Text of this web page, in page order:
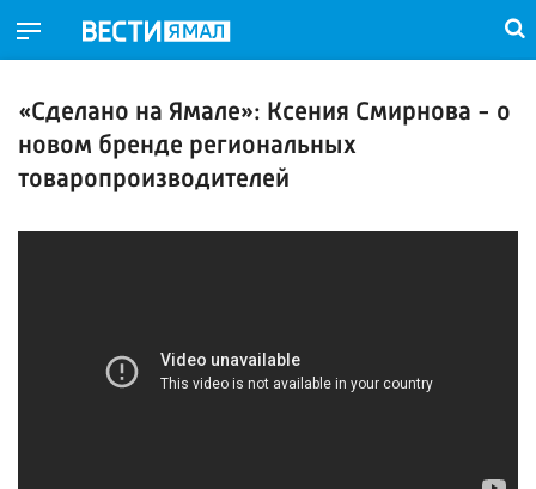
«Сделано на Ямале»: Ксения Смирнова - о
новом бренде региональных
товаропроизводителей